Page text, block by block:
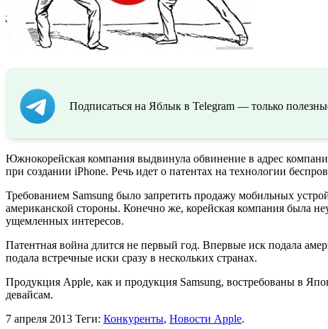
Подписаться на Яблык в Telegram — только
Южнокорейская компания выдвинула обвинение в адрес
при создании iPhone. Речь идет о патентах на технологии
Требованием Samsung было запретить продажу мобильных
американской стороны. Конечно же, корейская компания была
ущемленных интересов.
Патентная война длится не первый год. Впервые иск подала
подала встречные иски сразу в нескольких странах.
Продукция Apple, как и продукция Samsung, востребованы в
девайсам.
7 апреля 2013 Теги: Конкуренты, Новости Apple.